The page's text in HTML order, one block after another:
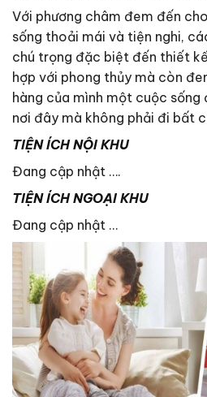
Với phương châm đem đến
sống thoải mái và tiện nghi,
chú trọng đặc biệt đến thiết
hợp với phong thủy mà còn
hàng của mình một cuộc sống
nơi đây mà không phải đi bất
TIỆN ÍCH NỘI KHU
Đang cập nhật ….
TIỆN ÍCH NGOẠI KHU
Đang cập nhật …